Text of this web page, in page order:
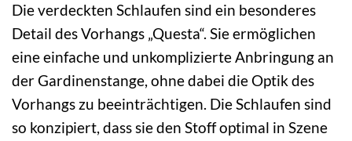
Die verdeckten Schlaufen sind ein besonderes
Detail des Vorhangs „Questa“. Sie ermöglichen
eine einfache und unkomplizierte Anbringung an
der Gardinenstange, ohne dabei die Optik des
Vorhangs zu beeinträchtigen. Die Schlaufen sind
so konzipiert, dass sie den Stoff optimal in Szene